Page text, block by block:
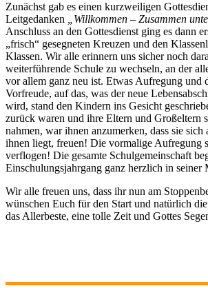
Zunächst gab es einen kurzweiligen
Leitgedanken
„Willkommen – Zusammen
Anschluss an den Gottesdienst ging es dann
„frisch“ gesegneten Kreuzen und den
Klassen. Wir alle erinnern uns sicher noch
weiterführende Schule zu wechseln, an der
vor allem ganz neu ist. Etwas Aufregung und
Vorfreude, auf das, was der neue
wird, stand den Kindern ins Gesicht
zurück waren und ihre Eltern und Großeltern
nahmen, war ihnen anzumerken, dass sie
ihnen liegt, freuen! Die vormalige Aufregung
verflogen! Die gesamte Schulgemeinschaft
Einschulungsjahrgang ganz herzlich in seiner
Wir alle freuen uns, dass ihr nun am
wünschen Euch für den Start und natürlich
das Allerbeste, eine tolle Zeit und Gottes